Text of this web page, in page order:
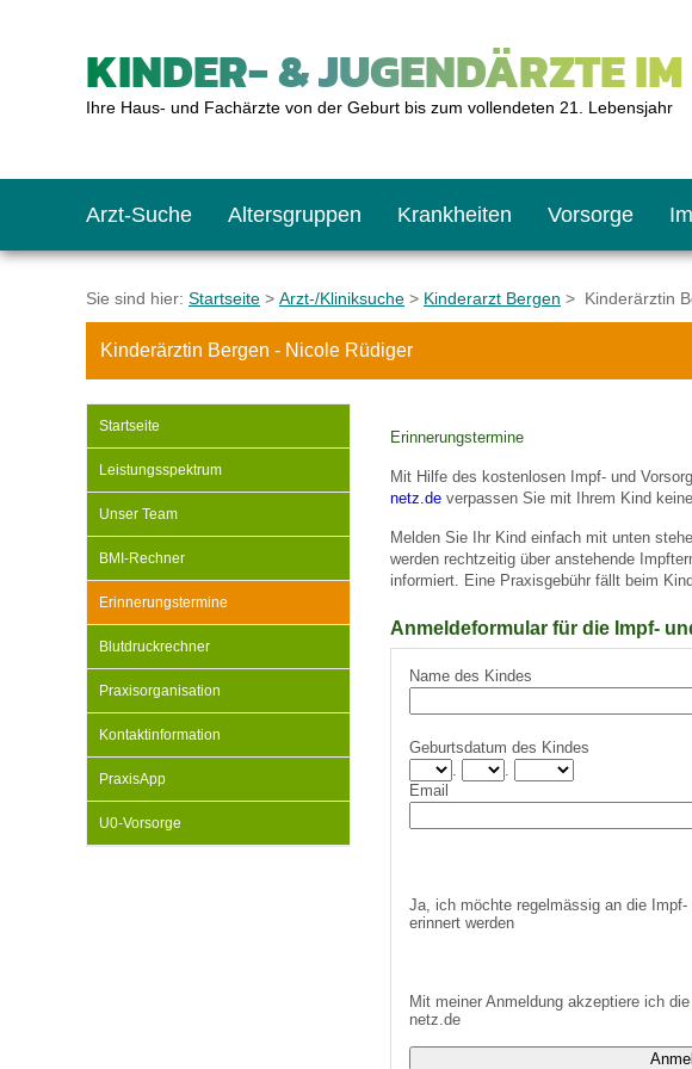
KINDER- & JUGENDÄRZTE
Ihre Haus- und Fachärzte von der Geburt bis zum vollendeten 21. Lebensjahr
Arzt-Suche Altersgruppen
Das erste Jahr
Schulkinder
Krankheiten Vorsorge
Baby: U1 bis U6
Schulkind: U10 bis U11
Impfkalender
Was muss man beachten?
Häufige Fragen
Recht auf Impfung
Notrufnummern
Hausapotheke
Notdienste
Gesundheitsämter
BMI-Rechner
Blutdruckrechner
Hörlexikon
Material zu den Vorsorgen
Broschüren und Informationsflyer
Familienzeit gesund gestalten
Sie sind hier: Startseite > Arzt-/Kliniksuche > Kinderarzt Bergen > Kinderärztin
Kinderärztin Bergen - Nicole Rüdiger
Startseite
Leistungsspektrum
Unser Team
BMI-Rechner
Erinnerungstermine
Blutdruckrechner
Praxisorganisation
Kontaktinformation
PraxisApp
U0-Vorsorge
Erinnerungstermine
Mit Hilfe des kostenlosen Impf- und
netz.de verpassen Sie mit Ihrem Kind
Melden Sie Ihr Kind einfach mit unten
werden rechtzeitig über anstehende
informiert. Eine Praxisgebühr fällt beim
Anmeldeformular für die Impf-
Name des Kindes
Geburtsdatum des Kindes
.
.
Email
Ja, ich möchte regelmässig an die
erinnert werden
Mit meiner Anmeldung akzeptiere ich die
netz.de